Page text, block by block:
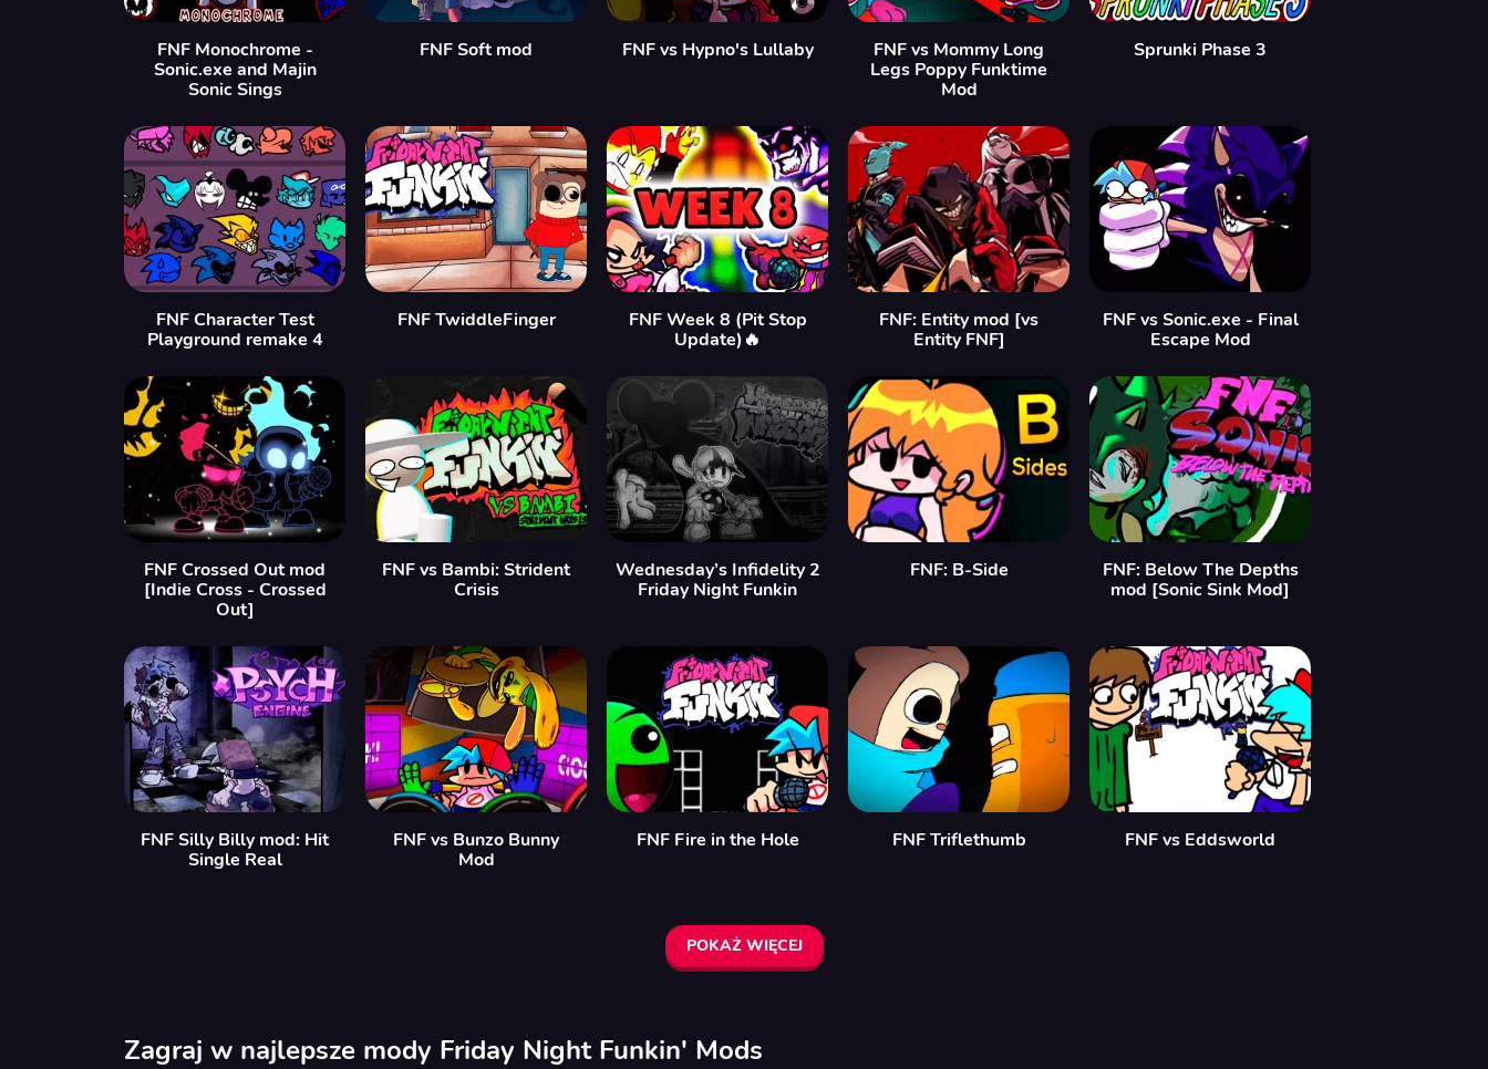
FNF Monochrome -
Sonic.exe and Majin
Sonic Sings
FNF Soft mod FNF vs Hypno's Lullaby
FNF vs Mommy Long
Legs Poppy Funktime
Mod
Sprunki Phase 3
FNF Character Test
Playground remake 4
FNF TwiddleFinger
FNF Week 8 (Pit Stop
Update)🔥
FNF: Entity mod [vs
Entity FNF]
FNF vs Sonic.exe - Final
Escape Mod
FNF Crossed Out mod
[Indie Cross - Crossed
Out]
FNF vs Bambi: Strident
Crisis
Wednesday’s Infidelity 2
Friday Night Funkin
FNF: B-Side
FNF: Below The Depths
mod [Sonic Sink Mod]
FNF Silly Billy mod: Hit
Single Real
FNF vs Bunzo Bunny
Mod
FNF Fire in the Hole FNF Triflethumb FNF vs Eddsworld
POKAŻ WIĘCEJ
Zagraj w najlepsze mody Friday Night Funkin' Mods